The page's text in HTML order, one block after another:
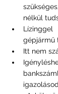
nélkül
gépjármű
Itt nem